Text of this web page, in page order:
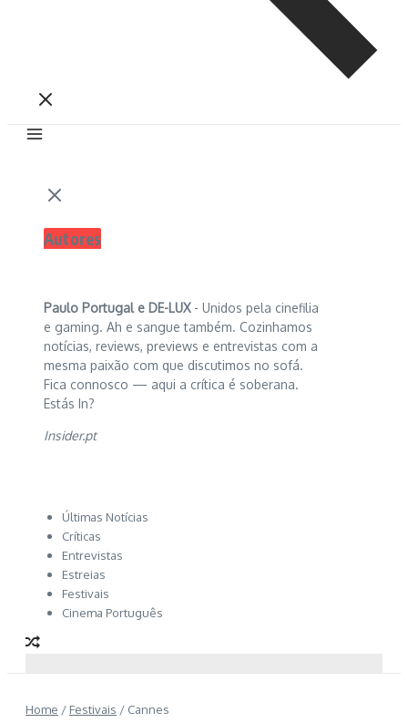
Autores
Paulo Portugal e DE-LUX - Unidos pela cinefilia
e gaming. Ah e sangue também. Cozinhamos
notícias, reviews, previews e entrevistas com a
mesma paixão com que discutimos no sofá.
Fica connosco — aqui a crítica é soberana.
Estás In?
Insider.pt
Últimas Notícias
Críticas
Entrevistas
Estreias
Festivais
Cinema Português
Home / Festivais / Cannes